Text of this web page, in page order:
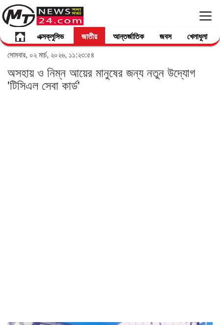
এক্সক্লুসিভ জাতীয় আন্তর্জাতিক জবস খেলাধুলা
সোমবার, ০২ মার্চ, ২০২৬, ১১:২৩:৫৪
অসহায় ও নিম্ন আয়ের মানুষের জন্য নতুন উদ্যোগ
'টিসিএল সেবা কার্ড'